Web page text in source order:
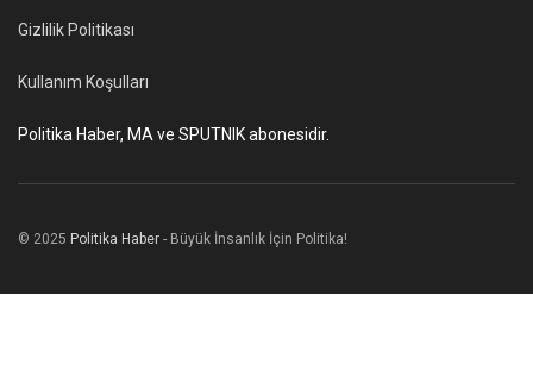
Gizlilik Politikası
Kullanım Koşulları
Politika Haber, MA ve SPUTNIK abonesidir.
© 2025 Politika Haber - Büyük İnsanlık İçin Politika!